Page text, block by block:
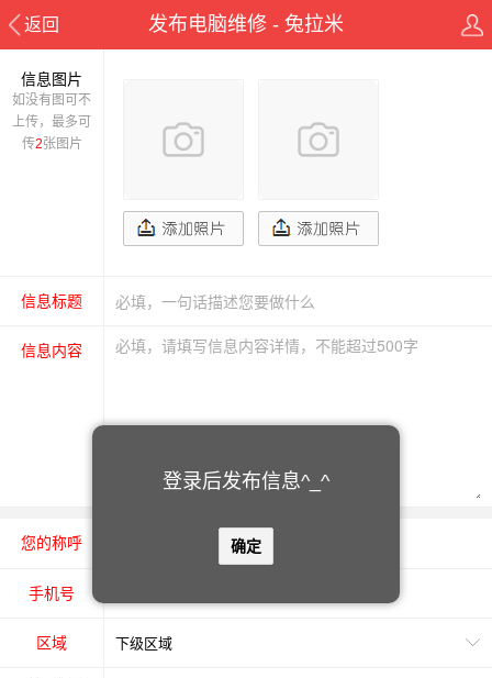
登录后发布信息^_^
确定
返回 发布电脑维修 - 兔拉米
信息图片
如没有图可不
上传，最多可
传2张图片
信息标题
信息内容
您的称呼 女士
手机号
区域